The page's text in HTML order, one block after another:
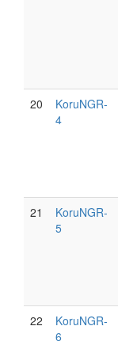
20
KoruNGR-
4
21
KoruNGR-
5
22
KoruNGR-
6